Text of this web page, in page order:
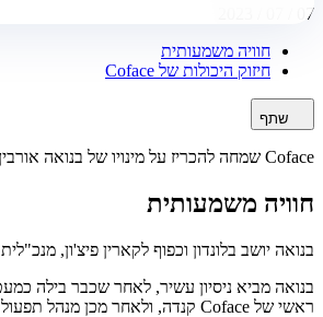
07 / 07 / 2023
חוויה משמעותית
חיזוק היכולות של Coface
שתף
Coface שמחה להכריז על מינויו של בנואה אורבין למנהל המדינה של בריטניה ואירלנד.
חוויה משמעותית
בנואה יושב בלונדון וכפוף לקארין פיצ'ון, מנכ"לית Coface במערב אירופה. הוא מחליף את פרדריק בורז'ואה שימשיך את הקריירה שלו מחוץ ל-Coface Group.
ראשי של Coface קנדה, ולאחר מכן מנהל תפעול ראשי של אזור צפון אמריקה. לפני שהצטרף ל-Coface, מילא בנואה מגוון תפקידים ניהוליים באמריקן אקספרס.